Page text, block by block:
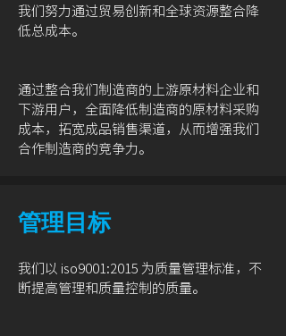
我们努力通过贸易创新和全球资源整合降
低总成本。
通过整合我们制造商的上游原材料企业和
下游用户，全面降低制造商的原材料采购
成本，拓宽成品销售渠道，从而增强我们
合作制造商的竞争力。
管理目标
我们以 iso9001:2015 为质量管理标准，不
断提高管理和质量控制的质量。